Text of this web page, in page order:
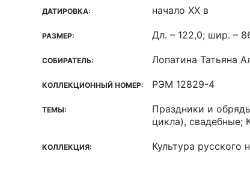
ДАТИРОВКА: начало ХХ в
РАЗМЕР: Дл. – 122,0; шир. –
СОБИРАТЕЛЬ: Лопатина Татьяна
КОЛЛЕКЦИОННЫЙ НОМЕР: РЭМ 12829-4
ТЕМЫ:
Праздники и
цикла), свадебные;
КОЛЛЕКЦИЯ: Культура русского